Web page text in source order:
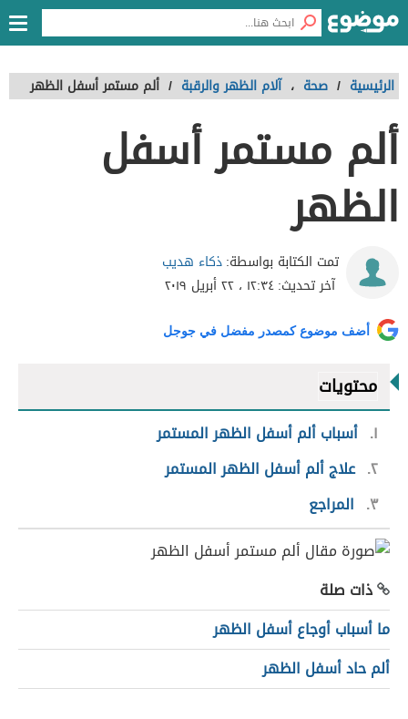
الرئيسية / صحة ، آلام الظهر والرقبة / ألم مستمر أسفل الظهر
ألم مستمر أسفل
الظهر
تمت الكتابة بواسطة:ذكاء هديب
آخر تحديث:١٢:٣٤ ، ٢٢ أبريل ٢٠١٩
أضف موضوع كمصدر مفضل في جوجل
محتويات
١ أسباب ألم أسفل الظهر المستمر
٢ علاج ألم أسفل الظهر المستمر
٣
المراجع
ذات صلة
ما أسباب أوجاع أسفل الظهر
ألم حاد أسفل الظهر